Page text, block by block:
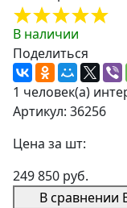
В наличии
Поделиться
1 человек(а)
Артикул: 36256
Цена за шт:
249 850 руб.
В сравнении